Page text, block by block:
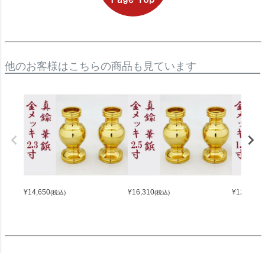
他のお客様はこちらの商品も見ています
¥14,650(税込) ¥16,310(税込) ¥12,220